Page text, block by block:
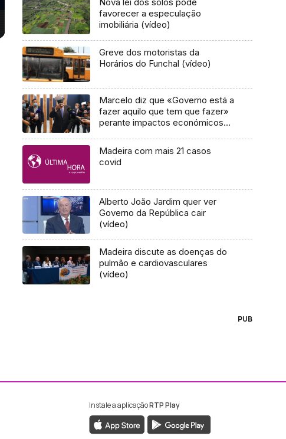
favorecer a especulação
imobiliária (vídeo)
Greve dos motoristas da
Horários do Funchal (vídeo)
Marcelo diz que «Governo está a
fazer aquilo que tem que fazer»
perante impactos económicos
Madeira com mais 21 casos
covid
Alberto João Jardim quer ver
Governo da República cair
(vídeo)
Madeira discute as doenças do
pulmão e cardiovasculares
(vídeo)
PUB
da RTP Madeira
Instagram da RTP Madeira
Instale a aplicaçãoRTP Play